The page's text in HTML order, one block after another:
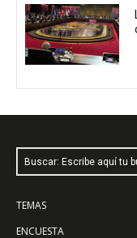
Buscar: Escribe aquí tu
TEMAS
ENCUESTA